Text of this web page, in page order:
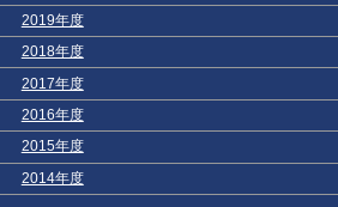
2019年度
2018年度
2017年度
2016年度
2015年度
2014年度